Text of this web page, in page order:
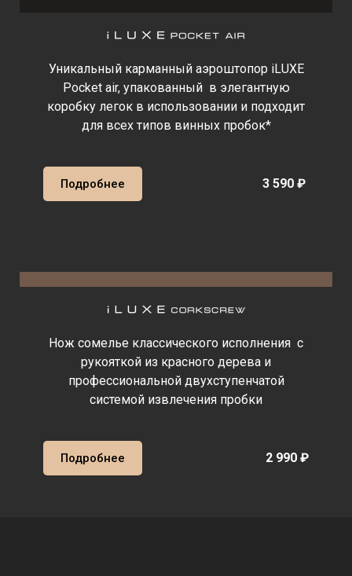
Уникальный карманный аэроштопор iLUXE
Pocket air, упакованный в элегантную
коробку легок в использовании и подходит
для всех типов винных пробок*
Подробнее 3 590 ₽
Нож сомелье классического исполнения с
рукояткой из красного дерева и
профессиональной двухступенчатой
системой извлечения пробки
Подробнее 2 990 ₽